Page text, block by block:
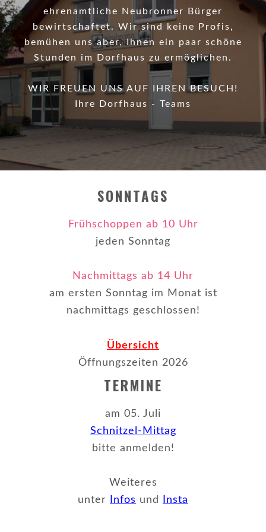
ehrenamtliche Neubronner Bürger
bewirtschaftet. Wir sind keine Profis,
bemühen uns aber, Ihnen ein paar schöne
Stunden im Dorfhaus zu ermöglichen.
WIR FREUEN UNS AUF IHREN BESUCH!
Ihre Dorfhaus - Teams
SONNTAGS
Frühschoppen ab 10 Uhr
jeden Sonntag
Nachmittags ab 14 Uhr
am ersten Sonntag im Monat ist
nachmittags geschlossen!
Übersicht
Öffnungszeiten 2026
TERMINE
am 05. Juli
Schnitzel-Mittag
bitte anmelden!
Weiteres
unter
Infos und Insta